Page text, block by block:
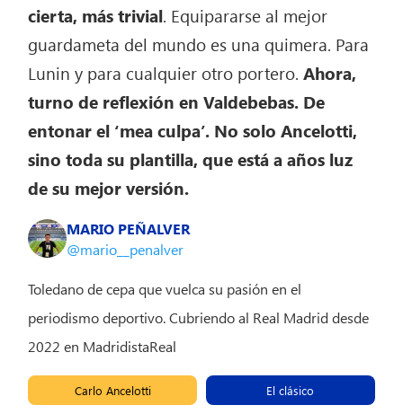
cierta, más trivial. Equipararse al mejor
guardameta del mundo es una quimera. Para
Lunin y para cualquier otro portero.Ahora,
turno de reflexión en Valdebebas. De
entonar el ‘mea culpa’. No solo Ancelotti,
sino toda su plantilla, que está a años luz
de su mejor versión.
MARIO PEÑALVER
@mario__penalver
Toledano de cepa que vuelca su pasión en el
periodismo deportivo. Cubriendo al Real Madrid desde
2022 en MadridistaReal
Carlo Ancelotti El clásico